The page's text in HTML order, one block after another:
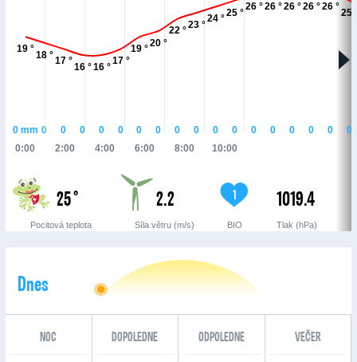
19 °
18 °
17 °
16 °16 °
17 °
19 °
20 °
22 °
23 °
24 °
25 °
26 °26 °26 °26 °26 °
25
0:00 2:00 4:00 6:00 8:00 10:00
0mm 0 0 0 0 0 0 0 0 0 0 0 0 0 0 0 0 0
25 °
Pocitová teplota
2.2
Síla větru (m/s)
1
BIO
1019.4
Tlak (hPa)
Dnes
NOC DOPOLEDNE ODPOLEDNE VEČER